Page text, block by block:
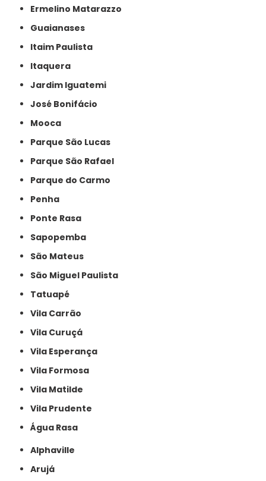
Ermelino Matarazzo
Guaianases
Itaim Paulista
Itaquera
Jardim Iguatemi
José Bonifácio
Mooca
Parque São Lucas
Parque São Rafael
Parque do Carmo
Penha
Ponte Rasa
Sapopemba
São Mateus
São Miguel Paulista
Tatuapé
Vila Carrão
Vila Curuçá
Vila Esperança
Vila Formosa
Vila Matilde
Vila Prudente
Água Rasa
Alphaville
Arujá